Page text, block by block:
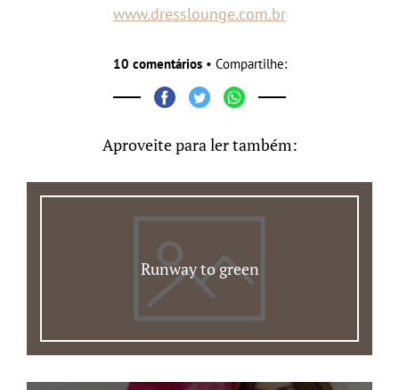
www.dresslounge.com.br
10 comentários• Compartilhe:
Aproveite para ler também:
Runway to green